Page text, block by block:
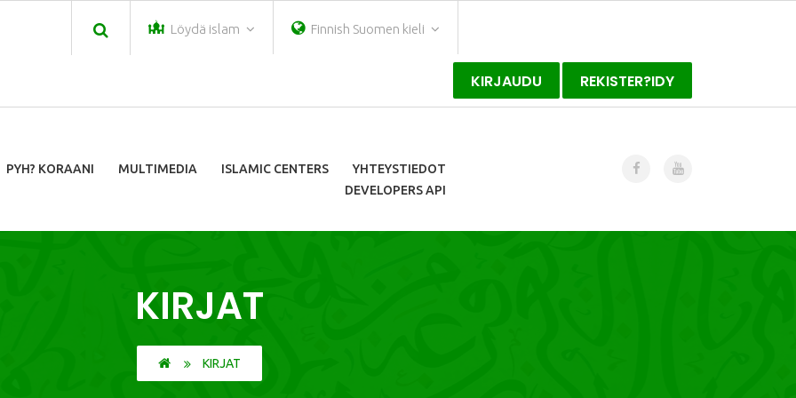
Löydä islam Finnish Suomen kieli
KIRJAUDU REKISTER?IDY
PYH? KORAANI MULTIMEDIA ISLAMIC CENTERS
YHTEYSTIEDOT
DEVELOPERS API
KIRJAT
KIRJAT